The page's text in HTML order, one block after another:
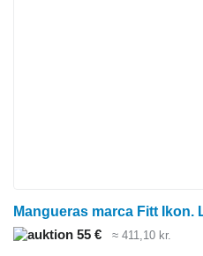
Mangueras marca Fitt Ikon.
55 €
≈ 411,10 kr.